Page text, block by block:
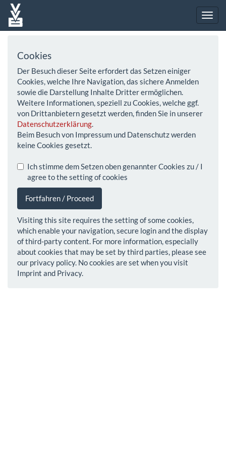
Cookies
Der Besuch dieser Seite erfordert das Setzen einiger
Cookies, welche Ihre Navigation, das sichere Anmelden
sowie die Darstellung Inhalte Dritter ermöglichen.
Weitere Informationen, speziell zu Cookies, welche ggf.
von Drittanbietern gesetzt werden, finden Sie in unserer
Datenschutzerklärung.
Beim Besuch von Impressum und Datenschutz werden
keine Cookies gesetzt.
Ich stimme dem Setzen oben genannter Cookies zu / I
agree to the setting of cookies
Fortfahren / Proceed
Visiting this site requires the setting of some cookies,
which enable your navigation, secure login and the display
of third-party content. For more information, especially
about cookies that may be set by third parties, please see
our privacy policy. No cookies are set when you visit
Imprint and Privacy.